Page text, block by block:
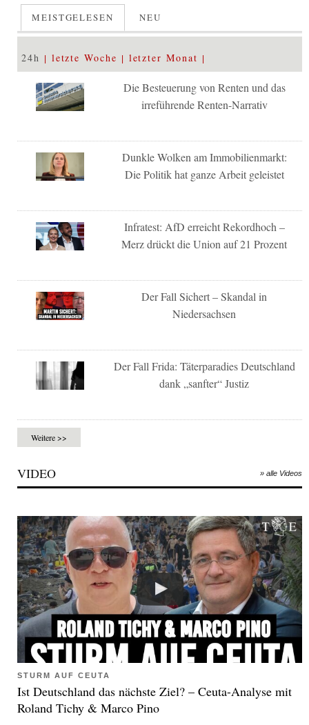
MEISTGELESEN NEU
24h letzte Woche letzter Monat
Die Besteuerung von Renten und das
irreführende Renten-Narrativ
Dunkle Wolken am Immobilienmarkt:
Die Politik hat ganze Arbeit geleistet
Infratest: AfD erreicht Rekordhoch –
Merz drückt die Union auf 21 Prozent
Der Fall Sichert – Skandal in
Niedersachsen
Der Fall Frida: Täterparadies Deutschland
dank „sanfter“ Justiz
Weitere >>
VIDEO » alle Videos
STURM AUF CEUTA
Ist Deutschland das nächste Ziel? – Ceuta-Analyse mit
Roland Tichy & Marco Pino